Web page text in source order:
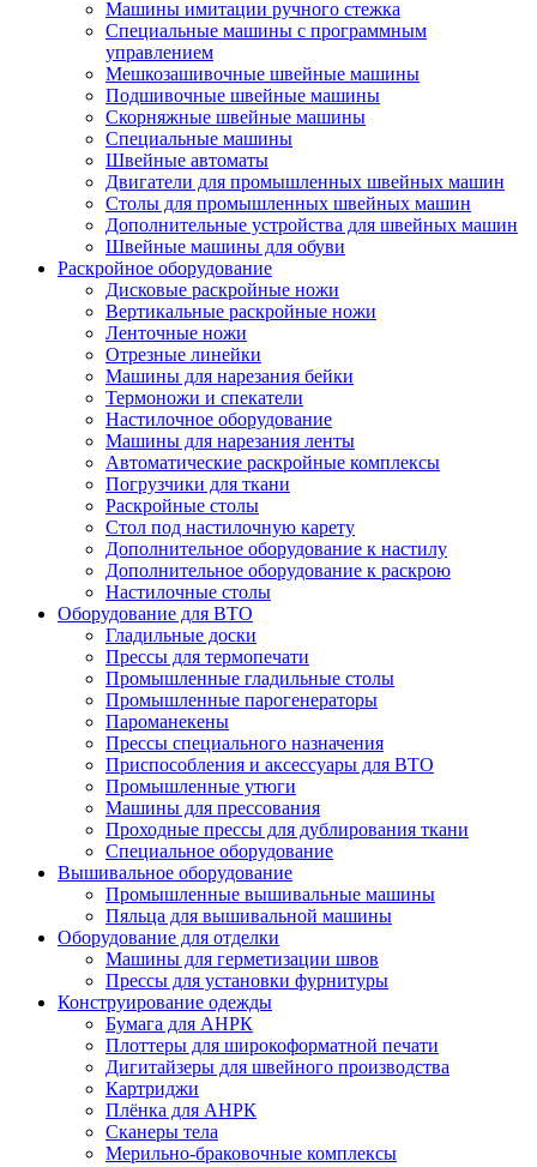
Машины имитации ручного стежка
Специальные машины с программным
управлением
Мешкозашивочные швейные машины
Подшивочные швейные машины
Скорняжные швейные машины
Специальные машины
Швейные автоматы
Двигатели для промышленных швейных машин
Столы для промышленных швейных машин
Дополнительные устройства для швейных машин
Швейные машины для обуви
Раскройное оборудование
Дисковые раскройные ножи
Вертикальные раскройные ножи
Ленточные ножи
Отрезные линейки
Машины для нарезания бейки
Термоножи и спекатели
Настилочное оборудование
Машины для нарезания ленты
Автоматические раскройные комплексы
Погрузчики для ткани
Раскройные столы
Стол под настилочную карету
Дополнительное оборудование к настилу
Дополнительное оборудование к раскрою
Настилочные столы
Оборудование для ВТО
Гладильные доски
Прессы для термопечати
Промышленные гладильные столы
Промышленные парогенераторы
Пароманекены
Прессы специального назначения
Приспособления и аксессуары для ВТО
Промышленные утюги
Машины для прессования
Проходные прессы для дублирования ткани
Специальное оборудование
Вышивальное оборудование
Промышленные вышивальные машины
Пяльца для вышивальной машины
Оборудование для отделки
Машины для герметизации швов
Прессы для установки фурнитуры
Конструирование одежды
Бумага для АНРК
Плоттеры для широкоформатной печати
Дигитайзеры для швейного производства
Картриджи
Плёнка для АНРК
Сканеры тела
Мерильно-браковочные комплексы